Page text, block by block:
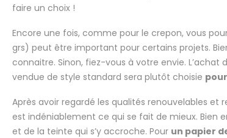
faire un choix !
Encore une fois, comme pour le crepon, vous
grs) peut être important pour certains projets.
connaitre. Sinon, fiez-vous à votre envie.
vendue de style standard sera plutôt choisie
Après avoir regardé les qualités renouvelables
est indéniablement ce qui se fait de mieux. Bien
et de la teinte qui s’y accroche. Pour un papier